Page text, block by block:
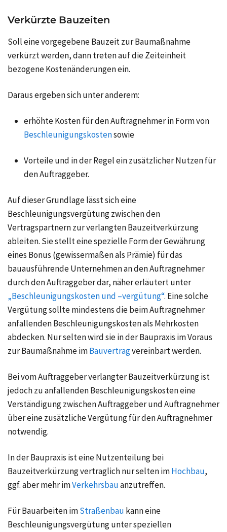
Verkürzte Bauzeiten
Soll eine vorgegebene Bauzeit zur Baumaßnahme
verkürzt werden, dann treten auf die Zeiteinheit
bezogene Kostenänderungen ein.
Daraus ergeben sich unter anderem:
erhöhte Kosten für den Auftragnehmer in Form von
Beschleunigungskostensowie
Vorteile und in der Regel ein zusätzlicher Nutzen für
den Auftraggeber.
Auf dieser Grundlage lässt sich eine
Beschleunigungsvergütung zwischen den
Vertragspartnern zur verlangten Bauzeitverkürzung
ableiten. Sie stellt eine spezielle Form der Gewährung
eines Bonus (gewissermaßen als Prämie) für das
bauausführende Unternehmen an den Auftragnehmer
durch den Auftraggeber dar, näher erläutert unter
„Beschleunigungskosten und –vergütung“. Eine solche
Vergütung sollte mindestens die beim Auftragnehmer
anfallenden Beschleunigungskosten als Mehrkosten
abdecken. Nur selten wird sie in der Baupraxis im Voraus
zur Baumaßnahme imBauvertragvereinbart werden.
Bei vom Auftraggeber verlangter Bauzeitverkürzung ist
jedoch zu anfallenden Beschleunigungskosten eine
Verständigung zwischen Auftraggeber und Auftragnehmer
über eine zusätzliche Vergütung für den Auftragnehmer
notwendig.
In der Baupraxis ist eine Nutzenteilung bei
Bauzeitverkürzung vertraglich nur selten imHochbau,
ggf. aber mehr imVerkehrsbauanzutreffen.
Für Bauarbeiten imStraßenbau kann eine
Beschleunigungsvergütungunter speziellen